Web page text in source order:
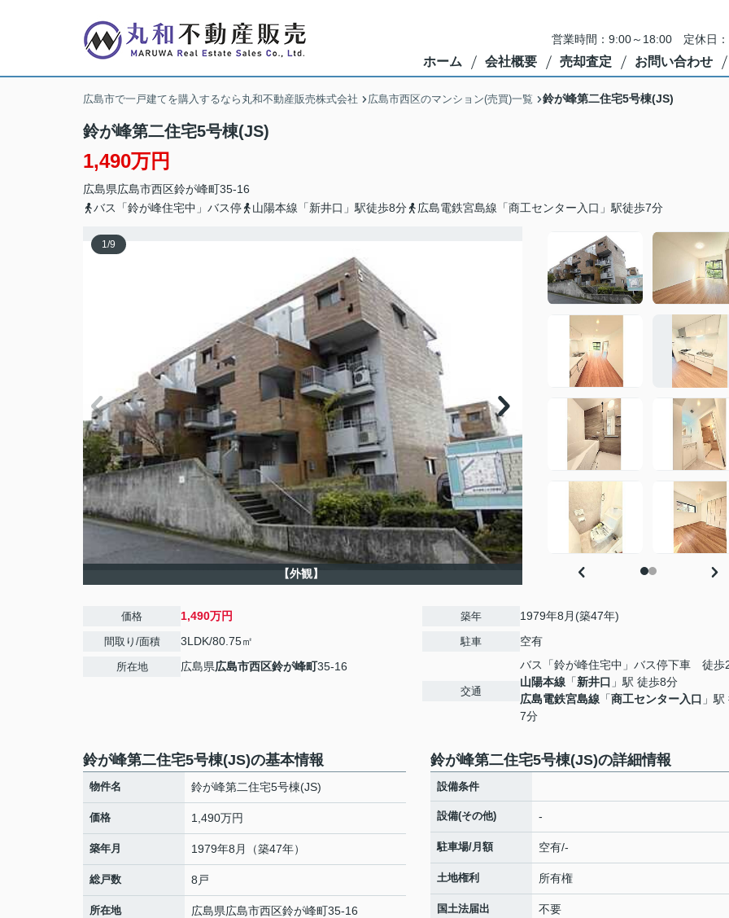
営業時間：9:00～18:00 定休日
ホーム 会社概要 売却査定 お問い合わせ
広島市で一戸建てを購入するなら丸和不動産販売株式会社 広島市西区のマンション(売買)一覧 鈴が峰第二住宅5号棟(JS)
鈴が峰第二住宅5号棟(JS)
1,490万円
広島県広島市西区鈴が峰町35-16
バス「鈴が峰住宅中」バス停
山陽本線「新井口」駅徒歩8分 広島電鉄宮島線「商工センター入口」駅徒歩7分
1/9
【外観】
価格 1,490万円
間取り/面積 3LDK/80.75㎡
所在地 広島県広島市西区鈴が峰町35-16
築年 1979年8月(築47年)
駐車 空有
交通
バス「鈴が峰住宅中」バス停下車 徒歩
山陽本線 「新井口 」駅 徒歩8分
広島電鉄宮島線 「商工センター入口 」
7分
鈴が峰第二住宅5号棟(JS)の基本情報
物件名 鈴が峰第二住宅5号棟(JS)
価格 1,490万円
築年月 1979年8月（築47年）
総戸数 8戸
所在地 広島県広島市西区鈴が峰町35-16
鈴が峰第二住宅5号棟(JS)の詳細情報
設備条件
設備(その他) -
駐車場/月額 空有/-
土地権利 所有権
国土法届出 不要